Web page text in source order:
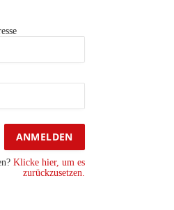
Klicke hier, um es
zurückzusetzen.